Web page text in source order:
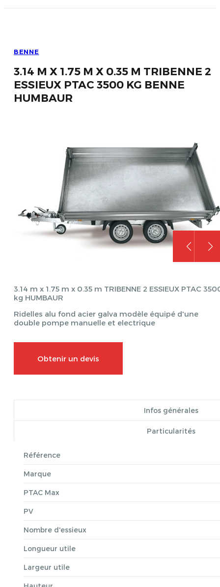
BENNE
3.14 M X 1.75 M X 0.35 M TRIBENNE 2
ESSIEUX PTAC 3500 KG BENNE
HUMBAUR
3.14 m x 1.75 m x 0.35 m TRIBENNE 2 ESSIEUX PTAC
kg HUMBAUR
Ridelles alu fond acier galva modèle équipé d'une
double pompe manuelle et electrique
Obtenir un devis
Infos générales
Particularités
Référence
Marque
PTAC Max
PV
Nombre d'essieux
Longueur utile
Largeur utile